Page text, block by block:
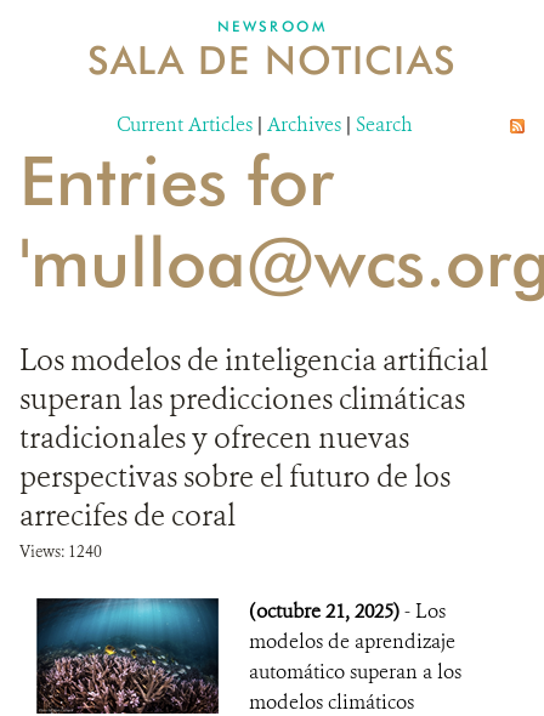
MECANISMO DE ATENCIÓN DE QUEJAS Y RECLAMOS
DONA
NEWSROOM
SALA DE NOTICIAS
Current Articles | Archives | Search
Entries for
Los modelos de inteligencia artificial
superan las predicciones climáticas
tradicionales y ofrecen nuevas
perspectivas sobre el futuro de los
arrecifes de coral
Views: 1240
(octubre 21, 2025)- Los
modelos de aprendizaje
automático superan a los
modelos climáticos